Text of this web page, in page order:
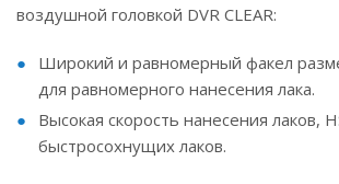
воздушной головкой DVR CLEAR:
Широкий и равномерный факел
для равномерного нанесения лака.
Высокая скорость нанесения лаков,
быстросохнущих лаков.